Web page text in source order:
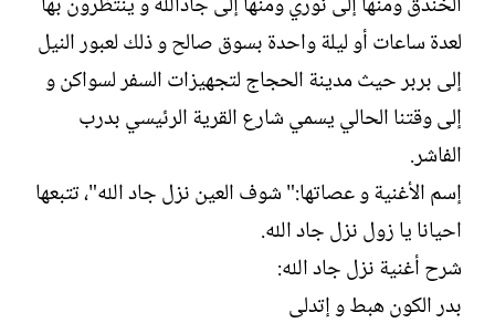
لعدة ساعات أو ليلة واحدة بسوق صالح و ذلك لعبور النيل
إلى بربر حيث مدينة الحجاج لتجهيزات السفر لسواكن و
إلى وقتنا الحالي يسمي شارع القرية الرئيسي بدرب
الفاشر.
إسم الأغنية و عصاتها:" شوف العين نزل جاد الله"، تتبعها
احيانا يا زول نزل جاد الله.
شرح أغنية نزل جاد الله:
بدر الكون هبط و إتدلى